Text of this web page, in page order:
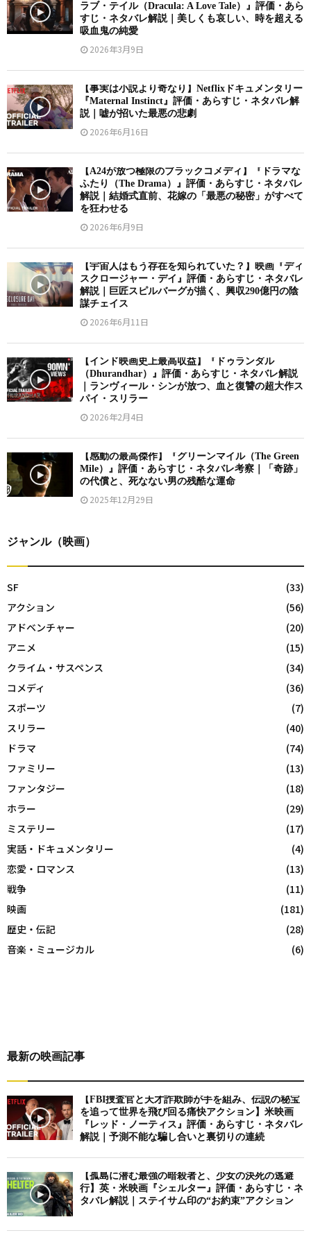
ラブ・テイル（Dracula: A Love Tale）』評価・あら
すじ・ネタバレ解説｜美しくも哀しい、時を超える
吸血鬼の純愛
2026年3月9日
【事実は小説より奇なり】Netflixドキュメンタリー
『Maternal Instinct』評価・あらすじ・ネタバレ解
説｜嘘が招いた最悪の悲劇
2026年6月16日
【A24が放つ極限のブラックコメディ】『ドラマな
ふたり（The Drama）』評価・あらすじ・ネタバレ
解説｜結婚式直前、花嫁の「最悪の秘密」がすべて
を狂わせる
2026年6月9日
【宇宙人はもう存在を知られていた？】映画『ディ
スクロージャー・デイ』評価・あらすじ・ネタバレ
解説｜巨匠スピルバーグが描く、興収290億円の陰
謀チェイス
2026年6月11日
【インド映画史上最高収益】『ドゥランダル
（Dhurandhar）』評価・あらすじ・ネタバレ解説
｜ランヴィール・シンが放つ、血と復讐の超大作ス
パイ・スリラー
2026年2月4日
【感動の最高傑作】『グリーンマイル（The Green
Mile）』評価・あらすじ・ネタバレ考察｜「奇跡」
の代償と、死なない男の残酷な運命
2025年12月29日
ジャンル（映画）
SF
(33)
アクション
(56)
アドベンチャー
(20)
アニメ
(15)
クライム・サスペンス
(34)
コメディ
(36)
スポーツ
(7)
スリラー
(40)
ドラマ
(74)
ファミリー
(13)
ファンタジー
(18)
ホラー
(29)
ミステリー
(17)
実話・ドキュメンタリー
(4)
恋愛・ロマンス
(13)
戦争
(11)
映画
(181)
歴史・伝記
(28)
音楽・ミュージカル
(6)
最新の映画記事
【FBI捜査官と天才詐欺師が手を組み、伝説の秘宝
を追って世界を飛び回る痛快アクション】米映画
『レッド・ノーティス』評価・あらすじ・ネタバレ
解説｜予測不能な騙し合いと裏切りの連続
【孤島に潜む最強の暗殺者と、少女の決死の逃避
行】英・米映画『シェルター』評価・あらすじ・ネ
タバレ解説｜ステイサム印の“お約束”アクション